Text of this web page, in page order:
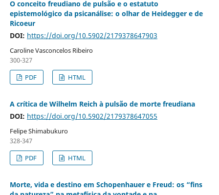
O conceito freudiano de pulsão e o estatuto
epistemológico da psicanálise: o olhar de Heidegger e de
Ricoeur
DOI: https://doi.org/10.5902/2179378647903
Caroline Vasconcelos Ribeiro
300-327
PDF
HTML
A crítica de Wilhelm Reich à pulsão de morte freudiana
DOI: https://doi.org/10.5902/2179378647055
Felipe Shimabukuro
328-347
PDF
HTML
Morte, vida e destino em Schopenhauer e Freud: os “fins